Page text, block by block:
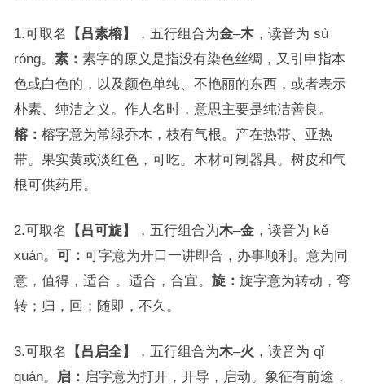
1.可取名 【吕素榕】 ，五行组合为金–木，读音为 sù
róng。 素： 素字的原义是指没有染色丝绸，又引申指本
色或白色的，以及颜色单纯、不艳丽的东西，或者表示
朴素、纯洁之义。作人名时，意思主要是纯洁善良。
榕： 榕字意为常绿乔木，枝有气根。产在热带、亚热
带。果实黄或淡红色，可吃。木材可制器具。树皮和气
根可供药用。
2.可取名 【吕可旋】 ，五行组合为木–金，读音为 kě
xuán。 可： 可字意为开口一讲即合，办事顺利。意为同
意，值得，适合 。适合，合宜。 旋： 旋字意为转动，弯
转；归，回；随即，不久。
3.可取名 【吕启全】 ，五行组合为木–火 ，读音为 qǐ
quán。
启： 启字意为打开，开导，启动。象征有前途，